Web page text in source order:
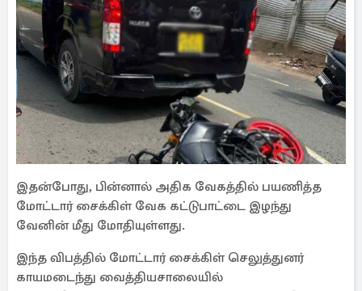
இதன்போது, பின்னால் அதிக வேகத்தில் பயணித்த
மோட்டார் சைக்கிள் வேக கட்டுபாட்டை இழந்து
வேனின் மீது மோதியுள்ளது.
இந்த விபத்தில் மோட்டார் சைக்கிள் செலுத்துனர்
காயமடைந்து வைத்தியசாலையில்